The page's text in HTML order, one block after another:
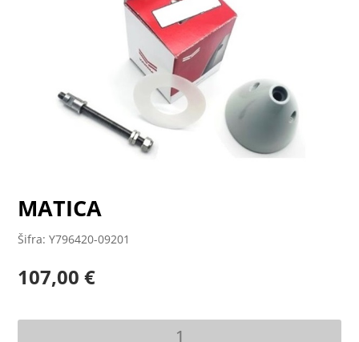
MATICA
Šifra: Y796420-09201
107,00€